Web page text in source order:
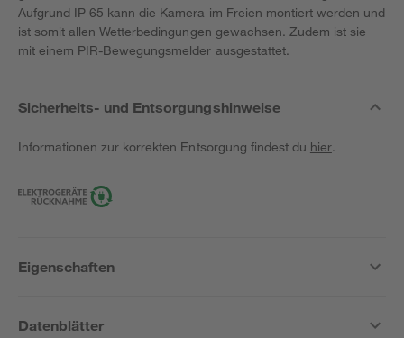
Aufgrund IP 65 kann die Kamera im Freien montiert werden und
ist somit allen Wetterbedingungen gewachsen. Zudem ist sie
mit einem PIR-Bewegungsmelder ausgestattet.
Sicherheits- und Entsorgungshinweise
Informationen zur korrekten Entsorgung findest du hier.
Eigenschaften
Datenblätter